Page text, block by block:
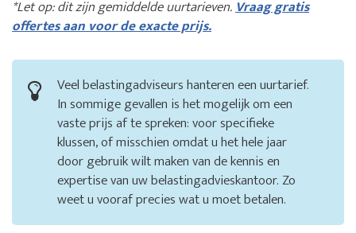
*Let op: dit zijn gemiddelde uurtarieven.Vraag gratis
offertes aan voor de exacte prijs.
Veel belastingadviseurs hanteren een uurtarief.
In sommige gevallen is het mogelijk om een
vaste prijs af te spreken: voor specifieke
klussen, of misschien omdat u het hele jaar
door gebruik wilt maken van de kennis en
expertise van uw belastingadvieskantoor. Zo
weet u vooraf precies wat u moet betalen.